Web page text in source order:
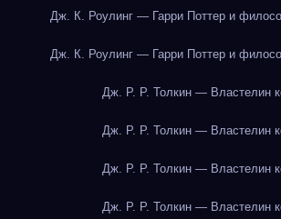
Дж. К. Роулинг — Гарри Поттер и
Дж. К. Роулинг — Гарри Поттер и
Дж. Р. Р. Толкин — Властелин
Дж. Р. Р. Толкин — Властелин
Дж. Р. Р. Толкин — Властелин
Дж. Р. Р. Толкин — Властелин